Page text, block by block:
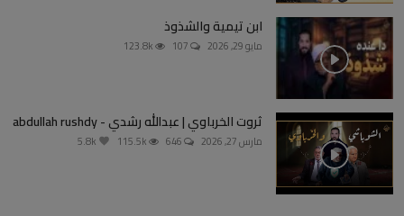
ابن تيمية والشذوذ
مايو 29, 2026
ثروت الخرباوي | عبدالله رشدي - abdullah rushdy
مارس 27, 2026